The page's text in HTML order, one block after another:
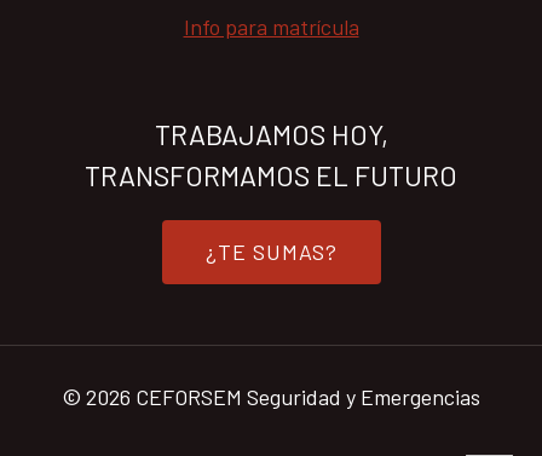
Info para matrícula
TRABAJAMOS HOY,
TRANSFORMAMOS EL FUTURO
¿TE SUMAS?
© 2026 CEFORSEM Seguridad y Emergencias